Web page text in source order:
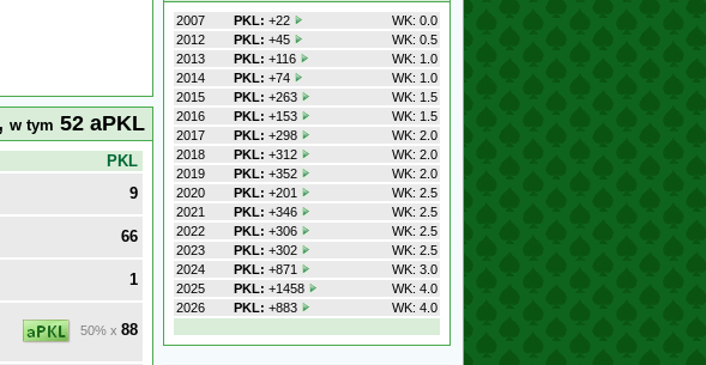
w tym 52 aPKL
PKL
9
66
1
50% x 88
2007 PKL: +22
WK: 0.0
2012
PKL: +45
WK: 0.5
2013
PKL: +116
WK: 1.0
2014
PKL: +74
WK: 1.0
2015
PKL: +263
WK: 1.5
2016
PKL: +153
WK: 1.5
2017
PKL: +298
WK: 2.0
2018
PKL: +312
WK: 2.0
2019
PKL: +352
WK: 2.0
2020
PKL: +201
WK: 2.5
2021
PKL: +346
WK: 2.5
2022
PKL: +306
WK: 2.5
2023
PKL: +302
WK: 2.5
2024
PKL: +871
WK: 3.0
2025
PKL: +1458
WK: 4.0
2026
PKL: +883 WK: 4.0